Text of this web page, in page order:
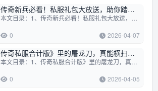
传奇新兵必看！私服礼包大放送，助你踏上
征途(揭秘私服传奇封包_如何选择职业特
0
2026-04-07
传奇私服合计版》里的屠龙刀，真能横扫一
切试炼揭秘！(天心传奇私服_神秘副本
0
2026-04-05